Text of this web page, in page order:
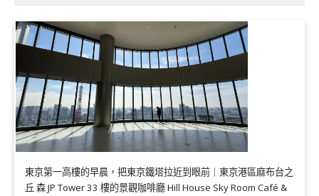
東京第一高樓的早晨，把東京鐵塔拉近到眼前｜東京港區麻布台之
丘 森 JP Tower 33 樓的景觀咖啡廳 Hill House Sky Room Café &